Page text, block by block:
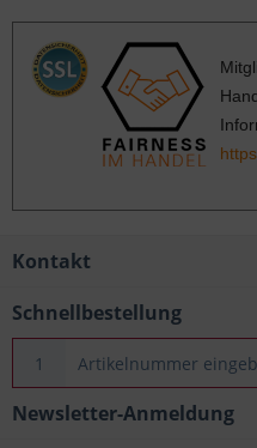
Kontakt
Schnellbestellung
Newsletter-Anmeldung